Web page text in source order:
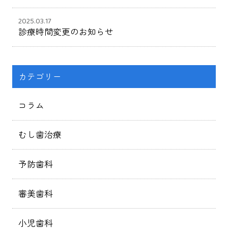
2025.03.17
診療時間変更のお知らせ
カテゴリー
コラム
むし歯治療
予防歯科
審美歯科
小児歯科